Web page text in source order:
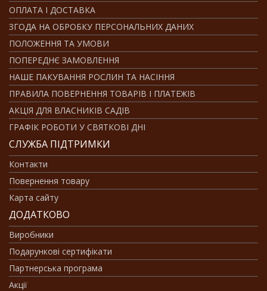
ОПЛАТА І ДОСТАВКА
ЗГОДА НА ОБРОБКУ ПЕРСОНАЛЬНИХ ДАНИХ
ПОЛОЖЕННЯ ТА УМОВИ
ПОПЕРЕДНЄ ЗАМОВЛЕННЯ
НАШЕ ПАКУВАННЯ РОСЛИН ТА НАСІННЯ
ПРАВИЛА ПОВЕРНЕННЯ ТОВАРІВ І ПЛАТЕЖІВ
АКЦІЯ ДЛЯ ВЛАСНИКІВ САДІВ
ГРАФІК РОБОТИ У СВЯТКОВІ ДНІ
СЛУЖБА ПІДТРИМКИ
Контакти
Повернення товару
Карта сайту
ДОДАТКОВО
Виробники
Подарункові сертифікати
Партнерська програма
Акції